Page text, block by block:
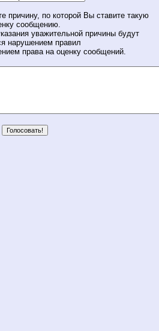
причину, по которой Вы ставите такую
сообщению.
уважительной причины будут
нарушением правил
права на оценку сообщений.